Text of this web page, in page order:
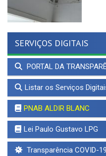
SERVIÇOS DIGITAIS
PORTAL DA
Listar os Serviços
PNAB ALDIR BLANC
Lei Paulo Gustavo LPG
Transparência COVID-19